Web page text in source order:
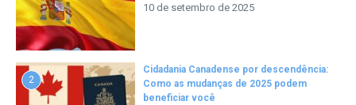
10 de setembro de 2025
2
Cidadania Canadense por descendência:
Como as mudanças de 2025 podem
beneficiar você